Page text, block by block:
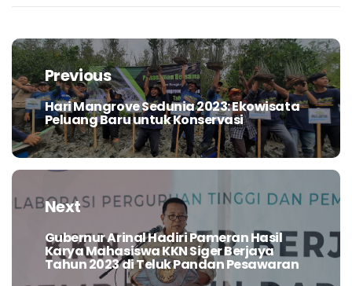
Navigasi
posPrevious
Previous
post:
Hari Mangrove Sedunia 2023: Ekowisata
Peluang Baru untuk Konservasi
Next
Next
post:
Gubernur Arinal Hadiri Pameran Hasil
Karya Mahasiswa KKN Siger Berjaya
Tahun 2023 di Teluk Pandan Pesawaran